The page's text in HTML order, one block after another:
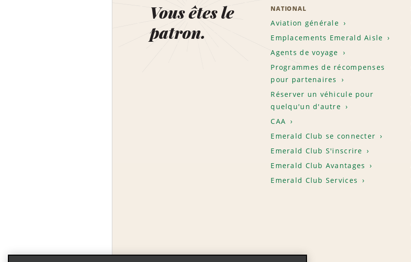
Vous êtes le
patron.
NATIONAL
Aviation générale
Emplacements Emerald Aisle
Agents de voyage
Programmes de récompenses
pour partenaires
Réserver un véhicule pour
quelqu'un d'autre
CAA
Emerald Club se connecter
Emerald Club S'inscrire
Emerald Club Avantages
Emerald Club Services